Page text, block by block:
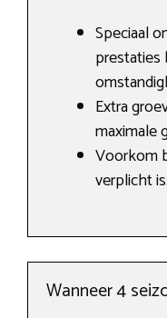
Speciaal
prestaties
Extra
maximale
Voorkom
verplicht is.
Wanneer 4